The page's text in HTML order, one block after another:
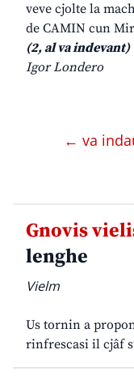
veve cjolte la
de CAMIN cun
(2, al va indevant)
Igor Londero
← va
Gnovis
lenghe
Vielm
Us tornin a
rinfrescasi il cjâf